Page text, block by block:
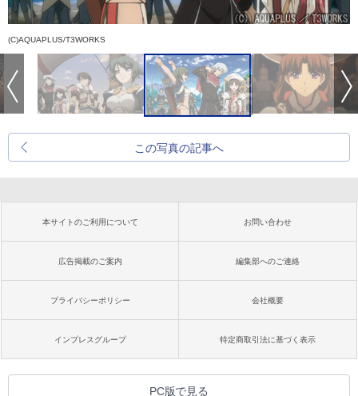
(C)AQUAPLUS/T3WORKS
この写真の記事へ
本サイトのご利用について お問い合わせ
広告掲載のご案内 編集部へのご連絡
プライバシーポリシー 会社概要
インプレスグループ 特定商取引法に基づく表示
PC版で見る